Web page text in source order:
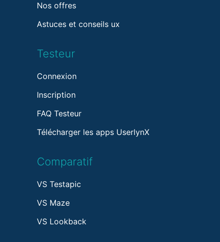
Nos offres
Astuces et conseils ux
Testeur
Connexion
Inscription
FAQ Testeur
Télécharger les apps UserlynX
Comparatif
VS Testapic
VS Maze
VS Lookback